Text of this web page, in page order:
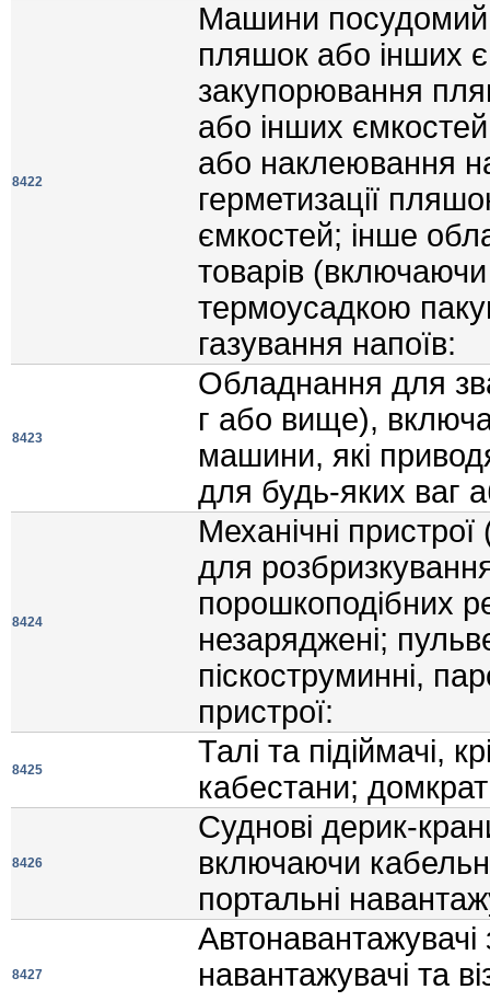
8422
Машини
пляшок або iнших
закупорювання
або iнших
або наклеювання
герметизацiї
ємкостей; iнше
товарiв
термоусадкою
газування напоїв:
8423
Обладнання для
г або вище),
машини, якi
для будь-яких ваг
8424
Механiчнi
для
порошкоподiбних
незарядженi;
пiскоструминнi,
пристрої:
8425
Талi та пiдiймачi,
кабестани;
8426
Судновi дерик-
включаючи
портальнi
8427
навантажувачi та